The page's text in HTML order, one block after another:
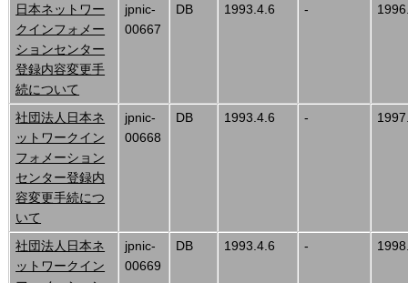
日本ネットワー
クインフォメー
ションセンター
登録内容変更手
続について
jpnic-
00667
DB 1993.4.6 -
社団法人日本ネ
ットワークイン
フォメーション
センター登録内
容変更手続につ
いて
jpnic-
00668
DB 1993.4.6 -
社団法人日本ネ
ットワークイン
jpnic-
00669
DB 1993.4.6 -